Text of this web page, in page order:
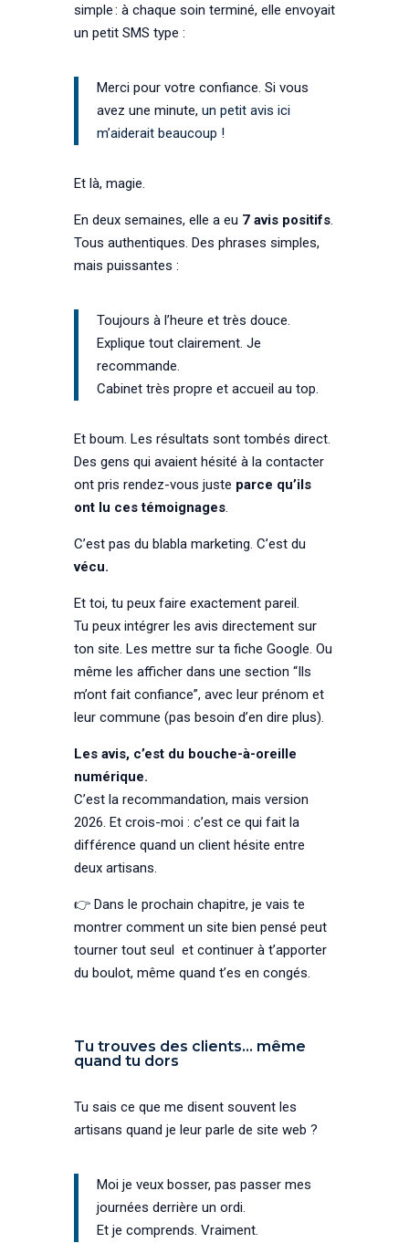
simple : à chaque soin terminé, elle envoyait
un petit SMS type :
Merci pour votre confiance. Si vous
avez une minute, un petit avis ici
m’aiderait beaucoup !
Et là, magie.
En deux semaines, elle a eu 7 avis positifs.
Tous authentiques. Des phrases simples,
mais puissantes :
Toujours à l’heure et très douce.
Explique tout clairement. Je
recommande.
Cabinet très propre et accueil au top.
Et boum. Les résultats sont tombés direct.
Des gens qui avaient hésité à la contacter
ont pris rendez-vous juste parce qu’ils
ont lu ces témoignages.
C’est pas du blabla marketing. C’est du
vécu.
Et toi, tu peux faire exactement pareil.
Tu peux intégrer les avis directement sur
ton site. Les mettre sur ta fiche Google. Ou
même les afficher dans une section “Ils
m’ont fait confiance”, avec leur prénom et
leur commune (pas besoin d’en dire plus).
Les avis, c’est du bouche-à-oreille
numérique.
C’est la recommandation, mais version
2026. Et crois-moi : c’est ce qui fait la
différence quand un client hésite entre
deux artisans.
👉 Dans le prochain chapitre, je vais te
montrer comment un site bien pensé peut
tourner tout seul et continuer à t’apporter
du boulot, même quand t’es en congés.
Tu trouves des clients… même
quand tu dors
Tu sais ce que me disent souvent les
artisans quand je leur parle de site web ?
Moi je veux bosser, pas passer mes
journées derrière un ordi.
Et je comprends. Vraiment.